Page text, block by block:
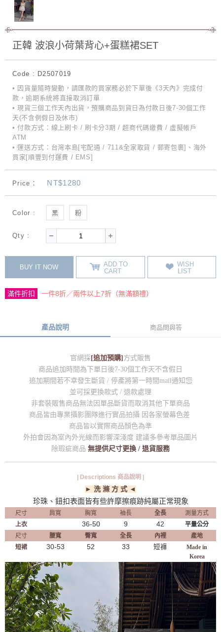
正韓 波浪小荷葉背心+蛋糕裙SET
Code : D2507019
• 因貨量隨時變動，請匯款的買家務必於下單後《3天內》完成付
款，逾期系統將直接取消訂單
• 現貨三個工作天內出貨，預購商品到貨日為付款日後7-30個工作
天(不含例假日及休市)
• 付款方式：線上刷卡 / 刷卡分3期 / 超商代碼繳費 / 虛擬帳戶
ATM
• 運送方式：台灣本島[宅配通 / 711&全家取貨 / 郵寄包裹]、海外
買家[順豐到付運費 / EMS]
Price： NT$1280
Color : 黑 粉
Qty :
BUY IT NOW
ADD TO
CART
WISH
LIST
滿件折扣 一件8折／兩件以上7折（無滿額禮）
產品說明 商品問與答
官網採[追加預購]方式販售
商品追加時間為下單日後7-30個工作天不含假日
追加期間若不幸發生斷貨 / 停產將第一時間mail通知您
並可採更換款式 / 退款處理
非套裝販售商品無法因單品斷貨而取消其他下單商品
商品皆由專業攝影團隊進行實品拍攝 因各家螢幕色差
商品皆以實際商品顏色為準
外拍會因為室內外光線而影響深淺度 建議多參考單品圖片
除瑕疵商品 無提供尺寸更換 / 退貨服務
| Descriptions 商品說明 |
► 洗 滌 方 式 ◄
珍珠、鈕扣表面皆有些許摩擦痕跡純屬正常現象
尺寸 肩寬 胸寬 袖長 全長
測量方式
上衣
36-50 9 42
平量公分
尺寸
腰寬 臀寬 全長 內裡
產地
短裙
30-53 52 33 短褲
Made in
Korea